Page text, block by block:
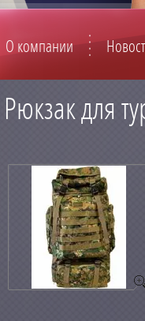
О компании
Рюкзак для